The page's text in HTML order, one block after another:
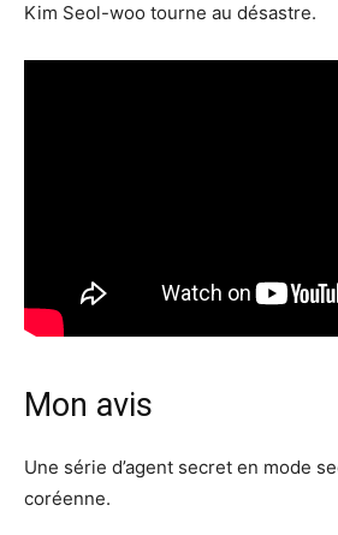
Kim Seol-woo tourne au désastre.
Mon avis
Une série d’agent secret en mode
coréenne.